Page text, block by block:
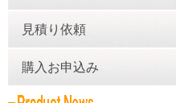
見積り依頼
購入お申込み